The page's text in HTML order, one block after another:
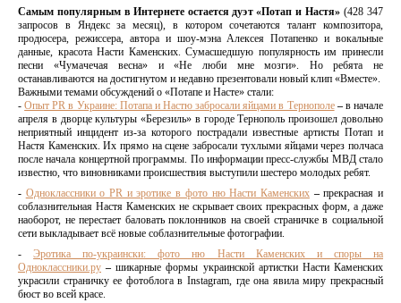
Самым популярным в Интернете остается дуэт «Потап и Настя»(428 347
запросов в Яндекс за месяц), в котором сочетаются талант композитора,
продюсера, режиссера, автора и шоу-мэна Алексея Потапенко и вокальные
данные, красота Насти Каменских. Сумасшедшую популярность им принесли
песни «Чумачечая весна» и «Не люби мне мозги». Но ребята не
останавливаются на достигнутом и недавно презентовали новый клип «Вместе».
Важными темами обсуждений о «Потапе и Насте» стали:
-Опыт PR в Украине: Потапа и Настю забросали яйцами в Тернополе– в начале
апреля в дворце культуры «Березиль» в городе Тернополь произошел довольно
неприятный инцидент из-за которого пострадали известные артисты Потап и
Настя Каменских. Их прямо на сцене забросали тухлыми яйцами через полчаса
после начала концертной программы. По информации пресс-службы МВД стало
известно, что виновниками происшествия выступили шестеро молодых ребят.
- Одноклассники о PR и эротике в фото ню Насти Каменских–прекрасная и
соблазнительная Настя Каменских не скрывает своих прекрасных форм, а даже
наоборот, не перестает баловать поклонников на своей страничке в социальной
сети выкладывает всё новые соблазнительные фотографии.
-Эротика по-украински: фото ню Насти Каменских и споры на
Одноклассники.ру –шикарные формы украинской артистки Насти Каменских
украсили страничку ее фотоблога в Instagram, где она явила миру прекрасный
бюст во всей красе.